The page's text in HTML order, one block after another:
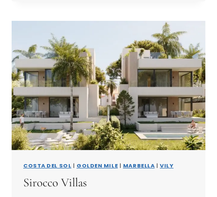
–
VILY
COSTA DEL SOL | GOLDEN MILE | MARBELLA | VILY
Sirocco Villas